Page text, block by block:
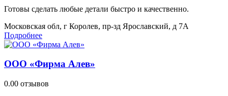
Готовы сделать любые детали быстро и качественно.
Московская обл, г Королев, пр-зд Ярославский, д 7А
Подробнее
ООО «Фирма Алев»
0.00 отзывов